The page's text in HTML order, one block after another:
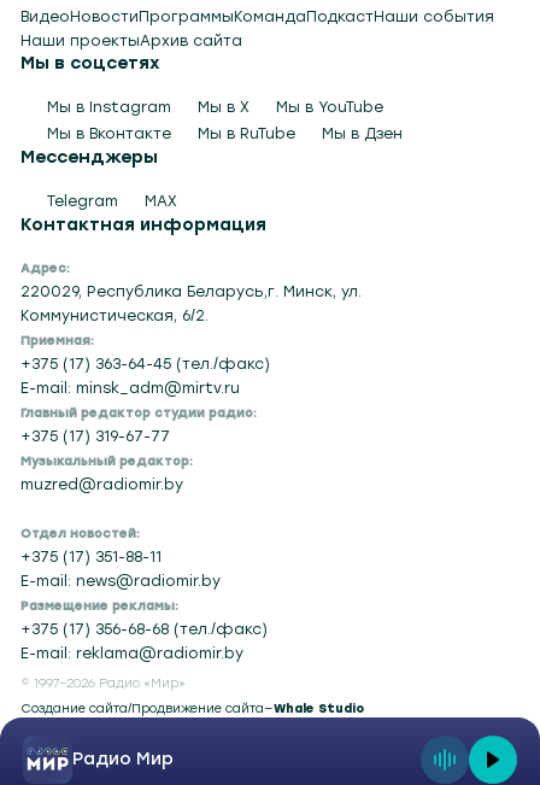
Контактная информация
Адрес:
220029, Республика Беларусь,г. Минск, ул.
Коммунистическая, 6/2.
Приемная:
+375 (17) 363-64-45 (тел./факс)
E-mail: minsk_adm@mirtv.ru
Главный редактор студии радио:
+375 (17) 319-67-77
Музыкальный редактор:
muzred@radiomir.by
Отдел новостей:
+375 (17) 351-88-11
E-mail: news@radiomir.by
Размещение рекламы:
+375 (17) 356-68-68 (тел./факс)
E-mail: reklama@radiomir.by
ВидеоНовостиПрограммыКомандаПодкастНаши события
Наши проектыАрхив сайта
Мы в соцсетях
Мы в Instagram Мы в X
Мы в YouTube
Мы в Вконтакте
Мы в RuTube Мы в Дзен
Мессенджеры
Telegram MAX
© 1997–2026 Радио «Мир»
Создание сайта/Продвижение сайта—Whale Studio
Радио Мир